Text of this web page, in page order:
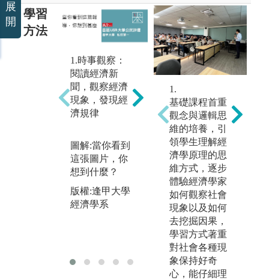
學習
方法
1.時事觀察：
閱讀經濟新
聞，觀察經濟
現象，發現經
濟規律
圖解:當你看到
這張圖片，你
想到什麼？
版權:逢甲大學
經濟學系
2.邏輯思考：
a.演繹法：由
普遍規則得具
體結論
b.歸納法：觀
察現象，據以
找出普遍規律
圖解:雞生蛋或
蛋生雞之因果
關係
版權:逢甲大學
經濟學系
1.
基礎課程首重
觀念與邏輯思
維的培養，引
領學生理解經
濟學原理的思
維方式，逐步
體驗經濟學家
如何觀察社會
現象以及如何
去挖掘因果，
學習方式著重
對社會各種現
象保持好奇
心，能仔細理
展
開